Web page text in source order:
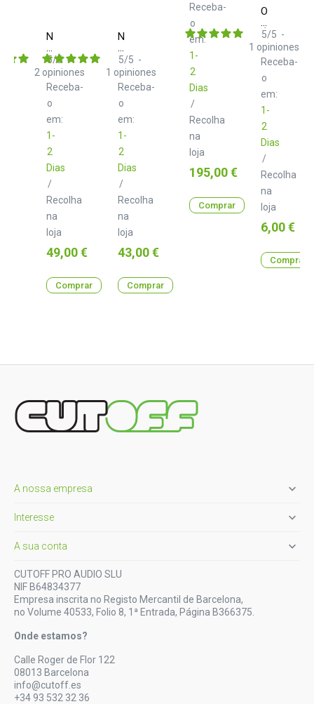
Neo
d+
XLR
Class
B
3.0
m
Receba-
o
em:
1-
2
Dias
/
Recolha
na
loja
5/5-
2 opiniones
Preço
49,00 €
Comprar
Neo
d+
TRS
Class
B
2.0
m
Receba-
o
em:
1-
2
Dias
/
Recolha
na
loja
5/5 -
1 opiniones
Preço
43,00 €
Comprar
Receba-
o
em:
1-
2
Dias
/
Recolha
na
loja
Preço
195,00 €
Comprar
Octocable
Cable
Óptico
1m
Receba-
o
em:
1-
2
Dias
/
Recolha
na
loja
5/5 -
1 opiniones
Preço
6,00 €
Comprar
A nossa empresa 
Interesse 
A sua conta 
CUTOFF PRO AUDIO SLU
NIF B64834377
Empresa inscrita no Registo Mercantil de Barcelona,
no Volume 40533, Folio 8, 1ª Entrada, Página B366375.
Onde estamos?
Calle Roger de Flor 122
08013 Barcelona
info@cutoff.es
+34 93 532 32 36